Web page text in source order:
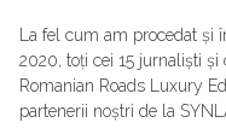
La fel cum am procedat și
2020, toți cei 15 jurnaliști
Romanian Roads Luxury
partenerii noștri de la